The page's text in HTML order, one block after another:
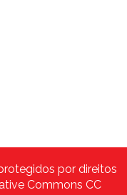
por direitos
Commons CC